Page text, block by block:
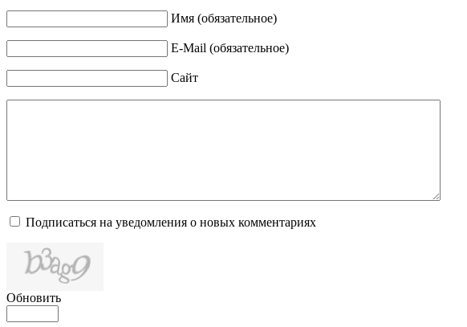
Имя (обязательное)
E-Mail (обязательное)
Сайт
Подписаться на уведомления о новых комментариях
Обновить